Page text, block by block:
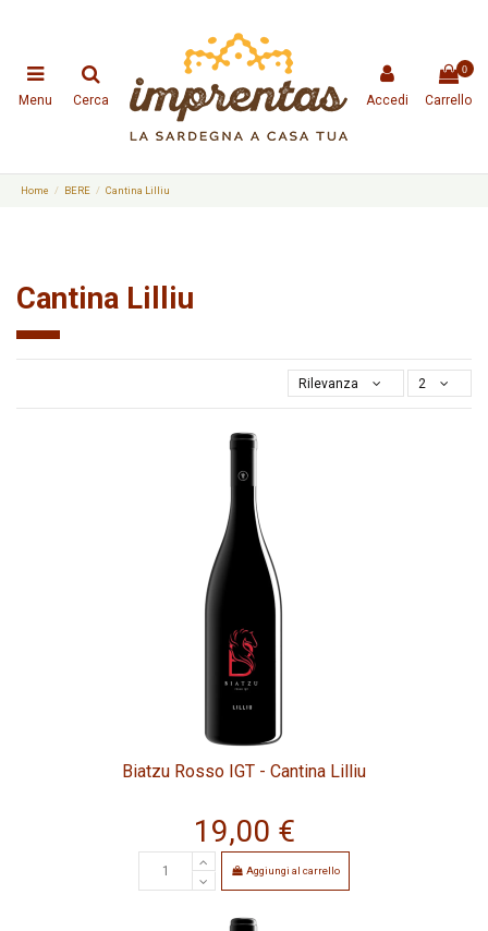
Menu Cerca Accedi
0
Carrello
Home BERE Cantina Lilliu
Cantina Lilliu
Rilevanza 2
Biatzu Rosso IGT - Cantina Lilliu
19,00 €
Aggiungi al carrello